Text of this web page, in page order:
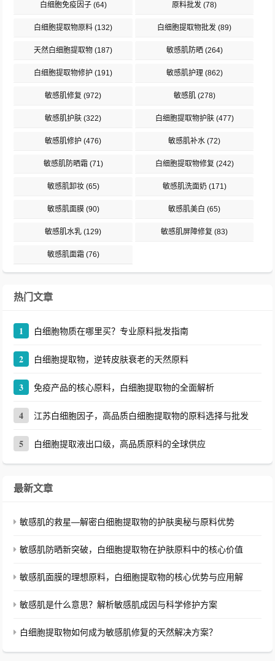
白细胞免疫因子(64) 原料批发 (78)
白细胞提取物原料 (132) 白细胞提取物批发 (89)
天然白细胞提取物 (187) 敏感肌防晒(264)
白细胞提取物修护 (191) 敏感肌护理(862)
敏感肌修复 (972) 敏感肌(278)
敏感肌护肤 (322) 白细胞提取物护肤(477)
敏感肌修护 (476) 敏感肌补水 (72)
敏感肌防晒霜(71) 白细胞提取物修复 (242)
敏感肌卸妆(65) 敏感肌洗面奶(171)
敏感肌面膜(90) 敏感肌美白 (65)
敏感肌水乳 (129) 敏感肌屏障修复 (83)
敏感肌面霜(76)
热门文章
1 白细胞物质在哪里买？专业原料批发指南
2 白细胞提取物，逆转皮肤衰老的天然原料
3 免疫产品的核心原料，白细胞提取物的全面解析
4 江苏白细胞因子，高品质白细胞提取物的原料选择与批发
5 白细胞提取液出口级，高品质原料的全球供应
最新文章
敏感肌的救星—解密白细胞提取物的护肤奥秘与原料优势
敏感肌防晒新突破，白细胞提取物在护肤原料中的核心价值
敏感肌面膜的理想原料，白细胞提取物的核心优势与应用解
敏感肌是什么意思？解析敏感肌成因与科学修护方案
白细胞提取物如何成为敏感肌修复的天然解决方案？